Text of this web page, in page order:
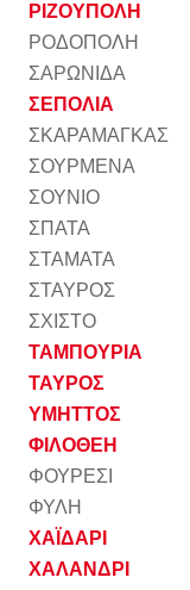
ΡΙΖΟΥΠΟΛΗ
ΡΟΔΟΠΟΛΗ
ΣΑΡΩΝΙΔΑ
ΣΕΠΟΛΙΑ
ΣΚΑΡΑΜΑΓΚΑΣ
ΣΟΥΡΜΕΝΑ
ΣΟΥΝΙΟ
ΣΠΑΤΑ
ΣΤΑΜΑΤΑ
ΣΤΑΥΡΟΣ
ΣΧΙΣΤΟ
ΤΑΜΠΟΥΡΙΑ
ΤΑΥΡΟΣ
ΥΜΗΤΤΟΣ
ΦΙΛΟΘΕΗ
ΦΟΥΡΕΣΙ
ΦΥΛΗ
ΧΑΪΔΑΡΙ
ΧΑΛΑΝΔΡΙ